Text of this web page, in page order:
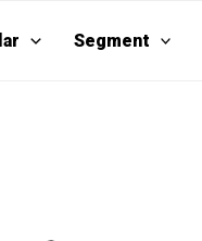
Segment